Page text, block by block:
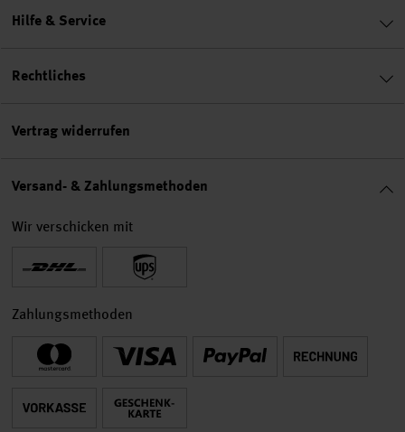
Hilfe & Service
Rechtliches
Vertrag widerrufen
Versand- & Zahlungsmethoden
Wir verschicken mit
Zahlungsmethoden